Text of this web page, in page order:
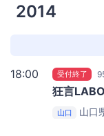
2014
18:00 受付終了
狂言
山口 山口